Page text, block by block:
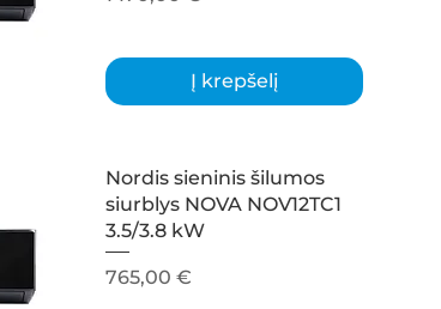
Į krepšelį
Nordis sieninis šilumos
siurblys NOVA NOV12TC1
3.5/3.8 kW
Kaina
765,00 €